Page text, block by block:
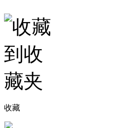
收藏